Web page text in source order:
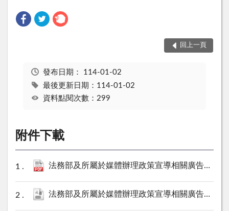
回上一頁
發布日期： 114-01-02
最後更新日期：114-01-02
資料點閱次數：299
附件下載
法務部及所屬於媒體辦理政策宣導相關廣告彙整表（金門地檢署113年12月份）.pdf
法務部及所屬於媒體辦理政策宣導相關廣告彙整表（金門地檢署113年12月份）.ods